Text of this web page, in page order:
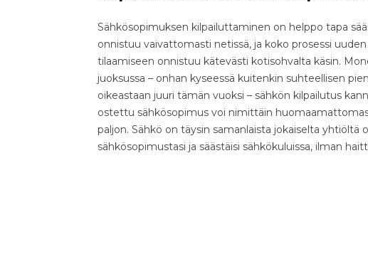
Sähkösopimuksen kilpailuttaminen on helppo tapa
onnistuu vaivattomasti netissä, ja koko prosessi
tilaamiseen onnistuu kätevästi kotisohvalta käsin.
juoksussa – onhan kyseessä kuitenkin suhteellisen
oikeastaan juuri tämän vuoksi – sähkön kilpailutus
ostettu sähkösopimus voi nimittäin
paljon. Sähkö on täysin samanlaista jokaiselta
sähkösopimustasi ja säästäisi sähkökuluissa, ilman